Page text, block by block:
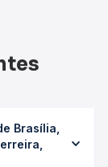
Brasília,